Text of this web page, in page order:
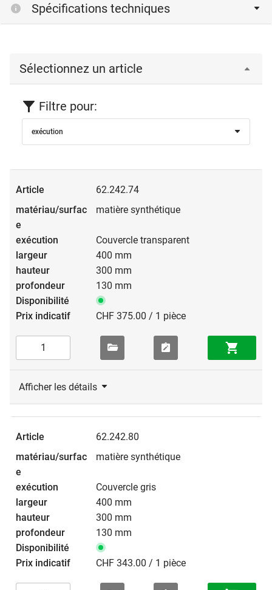
Spécifications techniques
Sélectionnez un article
Filtre pour:
exécution
62.242.74
matière synthétique
Couvercle transparent
400 mm
300 mm
130 mm
CHF 375.00 / 1 pièce
Afficher les détails
62.242.80
matière synthétique
Couvercle gris
400 mm
300 mm
130 mm
CHF 343.00 / 1 pièce